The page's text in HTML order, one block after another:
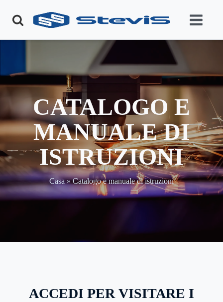
CATALOGO E
MANUALE DI
ISTRUZIONI
Casa»Catalogo e manuale di istruzioni
ACCEDI PER VISITARE I